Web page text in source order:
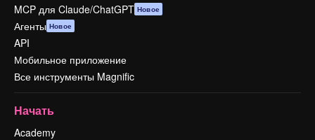
MCP для Claude/ChatGPT Новое
Агенты Новое
API
Мобильное приложение
Все инструменты Magnific
Начать
Academy